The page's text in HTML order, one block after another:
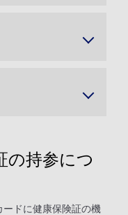
の持参につ
ドに健康保険証の機